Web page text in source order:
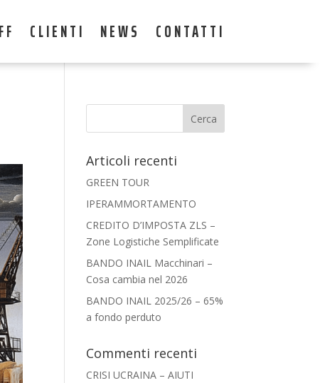
CLIENTI NEWS CONTATTI
Articoli recenti
GREEN TOUR
IPERAMMORTAMENTO
CREDITO D’IMPOSTA ZLS –
Zone Logistiche Semplificate
BANDO INAIL Macchinari –
Cosa cambia nel 2026
BANDO INAIL 2025/26 – 65%
a fondo perduto
Commenti recenti
CRISI UCRAINA – AIUTI